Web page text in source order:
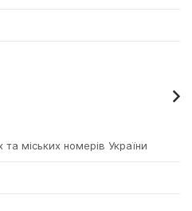
міських номерів України